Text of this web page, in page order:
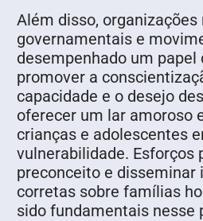
Além disso, organizações
governamentais e
desempenhado um papel
promover a
capacidade e o desejo
oferecer um lar amoroso
crianças e adolescentes
vulnerabilidade. Esforços
preconceito e disseminar
corretas sobre famílias
sido fundamentais nesse